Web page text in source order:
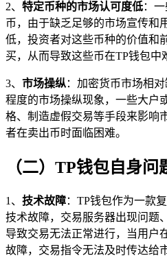
2、 特定币种的市场认可度低：
币，由于缺乏足够的市场宣传和
低，投资者对这些币种的价值和
买，从而导致这些币在TP钱包中
3、 市场操纵：加密货币市场相
程度的市场操纵现象，一些大户
格、制造虚假交易等手段来影响
者在卖出币时面临困难。
（二）TP钱包自身问
1、 技术故障：TP钱包作为一款
技术故障，交易服务器出现问题
导致交易无法正常进行，当用户
故障，交易指令无法及时传达给